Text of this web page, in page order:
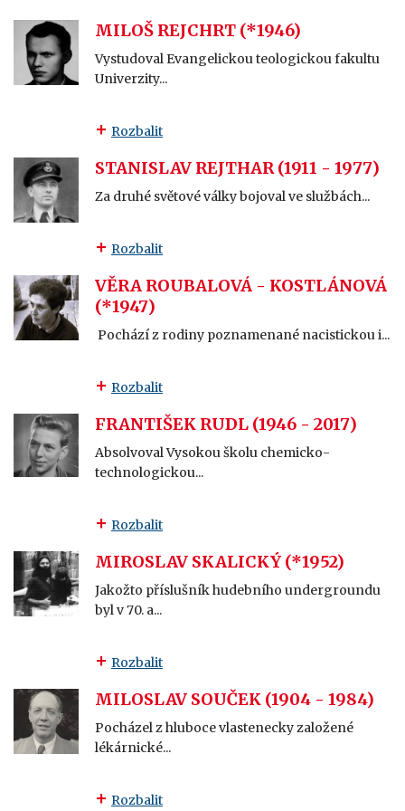
MILOŠ REJCHRT (*1946)
Vystudoval Evangelickou teologickou fakultu
Univerzity...
Rozbalit
STANISLAV REJTHAR (1911 - 1977)
Za druhé světové války bojoval ve službách...
Rozbalit
VĚRA ROUBALOVÁ - KOSTLÁNOVÁ
(*1947)
Pochází z rodiny poznamenané nacistickou i...
Rozbalit
FRANTIŠEK RUDL (1946 - 2017)
Absolvoval Vysokou školu chemicko-
technologickou...
Rozbalit
MIROSLAV SKALICKÝ (*1952)
Jakožto příslušník hudebního undergroundu
byl v 70. a...
Rozbalit
MILOSLAV SOUČEK (1904 - 1984)
Pocházel z hluboce vlastenecky založené
lékárnické...
Rozbalit